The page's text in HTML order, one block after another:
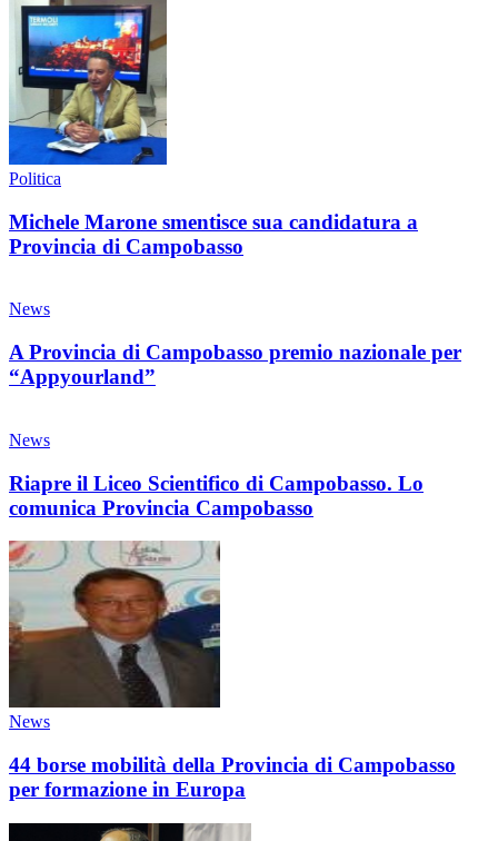
Politica
Michele Marone smentisce sua candidatura a
Provincia di Campobasso
News
A Provincia di Campobasso premio nazionale per
“Appyourland”
News
Riapre il Liceo Scientifico di Campobasso. Lo
comunica Provincia Campobasso
News
44 borse mobilità della Provincia di Campobasso
per formazione in Europa